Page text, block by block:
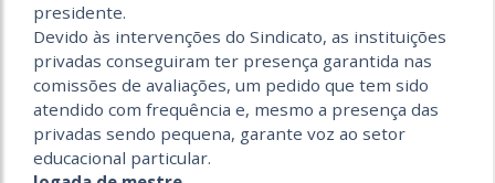
presidente.
Devido às intervenções do Sindicato, as instituições
privadas conseguiram ter presença garantida nas
comissões de avaliações, um pedido que tem sido
atendido com frequência e, mesmo a presença das
privadas sendo pequena, garante voz ao setor
educacional particular.